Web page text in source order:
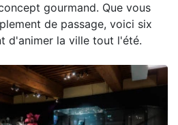
gourmand. Que vous
de passage, voici six
d'animer la ville tout l'été.